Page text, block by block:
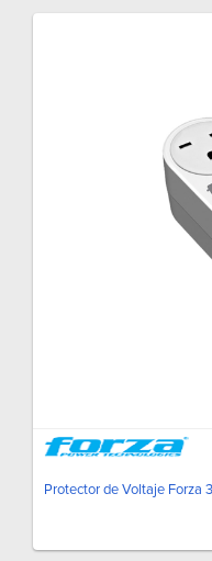
Protector de Voltaje Forza